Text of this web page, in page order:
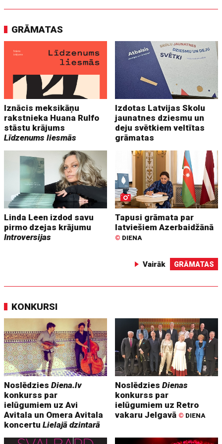
GRĀMATAS
Iznācis meksikāņu
rakstnieka Huana Rulfo
stāstu krājums
Līdzenums liesmās
Izdotas Latvijas Skolu
jaunatnes dziesmu un
deju svētkiem veltītas
grāmatas
Linda Leen izdod savu
pirmo dzejas krājumu
Introversijas
Tapusi grāmata par
latviešiem Azerbaidžānā
© DIENA
Vairāk GRĀMATAS
KONKURSI
NoslēdziesDiena.lv
konkurss par
ielūgumiem uz Avi
Avitala un Omera Avitala
koncertuLielajā dzintarā
NoslēdziesDienas
konkurss par
ielūgumiem uz Retro
vakaru Jelgavā © DIENA